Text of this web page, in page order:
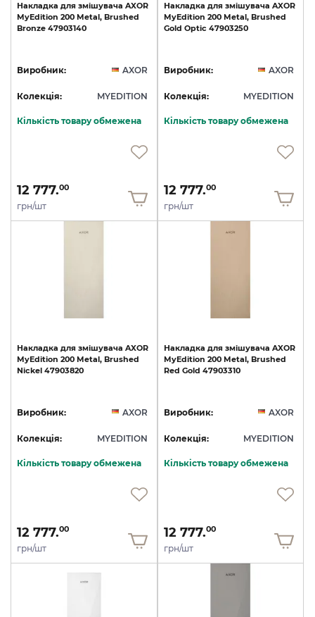
Накладка для змішувача AXOR
MyEdition 200 Metal, Brushed
Bronze 47903140
Виробник: AXOR
Колекція: MYEDITION
Кількість товару обмежена
12 777.00
грн/шт
Накладка для змішувача AXOR
MyEdition 200 Metal, Brushed
Gold Optic 47903250
Виробник: AXOR
Колекція: MYEDITION
Кількість товару обмежена
12 777.00
грн/шт
Накладка для змішувача AXOR
MyEdition 200 Metal, Brushed
Nickel 47903820
Виробник: AXOR
Колекція: MYEDITION
Кількість товару обмежена
12 777.00
грн/шт
Накладка для змішувача AXOR
MyEdition 200 Metal, Brushed
Red Gold 47903310
Виробник: AXOR
Колекція: MYEDITION
Кількість товару обмежена
12 777.00
грн/шт